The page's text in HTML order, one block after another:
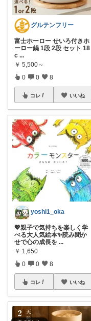
グルテンフリー
富士ホーロー せいろ付きホ
ーロー鍋 1段 2段 セット 18
c ...
￥ 5,500～
0 0 8
コレ いいね
yoshi1_oka
💖親子で気持ちを楽しく学
べる大人気絵本✨読み聞か
せで心の成長を ...
￥ 1,650
0 0 8
コレ いいね